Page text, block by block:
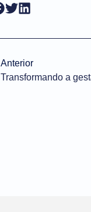
Anterior
Transformando a